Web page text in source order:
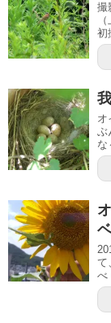
撮
初
オ
ぶ
な
て
べ